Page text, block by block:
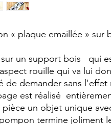
« plaque emaillée » sur
un support bois qui
rouille qui va lui
de demander sans l'effet
est réalisé
un objet unique
termine joliment